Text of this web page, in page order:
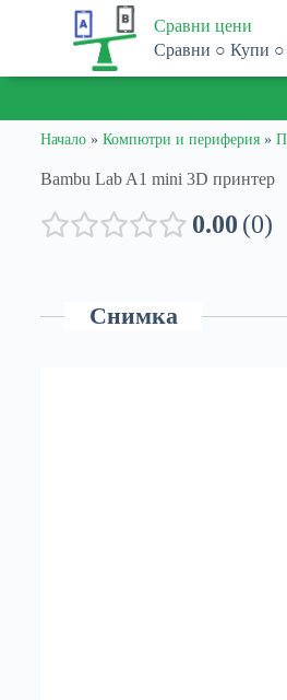
p
o
Сравни цени
Сравни ○ Купи
Начало » Компютри и периферия »
Bambu Lab A1 mini 3D принтер
0.00 0
Снимка